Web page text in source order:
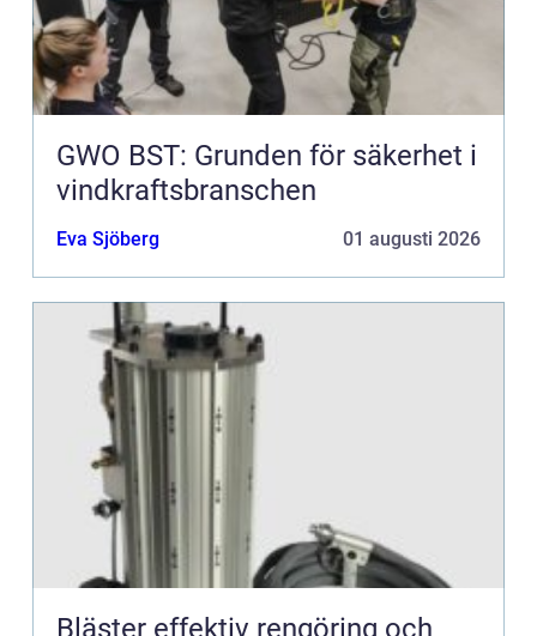
GWO BST: Grunden för säkerhet i
vindkraftsbranschen
Eva Sjöberg 01 augusti 2026
Bläster effektiv rengöring och